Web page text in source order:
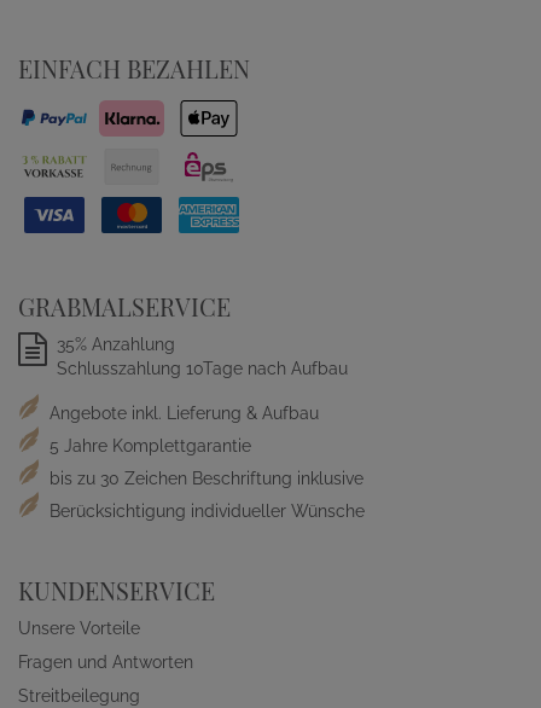
EINFACH BEZAHLEN
GRABMALSERVICE
35% Anzahlung
Schlusszahlung 10Tage nach Aufbau
Angebote inkl. Lieferung & Aufbau
5 Jahre Komplettgarantie
bis zu 30 Zeichen Beschriftung inklusive
Berücksichtigung individueller Wünsche
KUNDENSERVICE
Unsere Vorteile
Fragen und Antworten
Streitbeilegung